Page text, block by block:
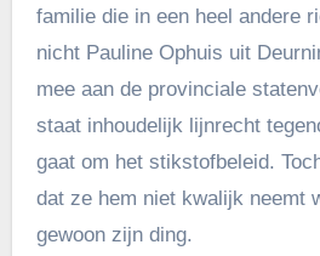
familie die in een heel andere
nicht Pauline Ophuis uit
mee aan de provinciale
staat inhoudelijk lijnrecht
gaat om het stikstofbeleid.
dat ze hem niet kwalijk neemt
gewoon zijn ding.